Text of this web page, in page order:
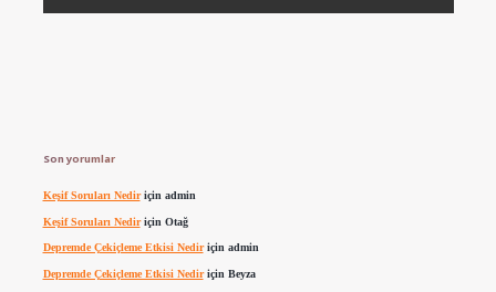
Son yorumlar
Keşif Soruları Nediriçin admin
Keşif Soruları Nediriçin Otağ
Depremde Çekiçleme Etkisi Nediriçin admin
Depremde Çekiçleme Etkisi Nediriçin Beyza